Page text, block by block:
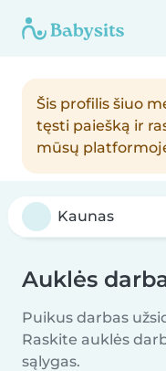
Šis profilis šiuo
tęsti paiešką ir
mūsų
Auklės
Puikus darbas
Raskite auklės
sąlygas.